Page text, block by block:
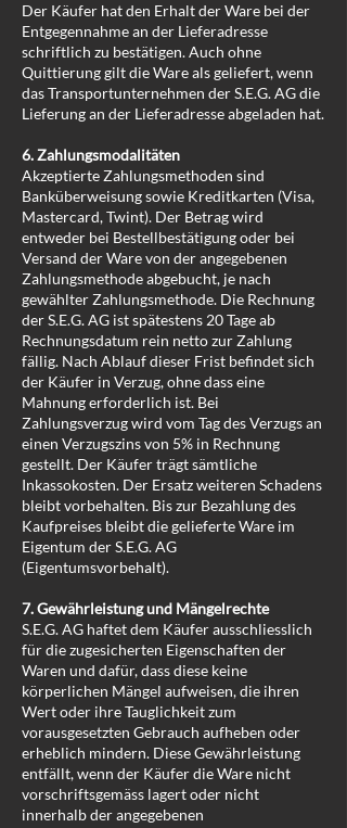
Der Käufer hat den Erhalt der Ware bei der
Entgegennahme an der Lieferadresse
schriftlich zu bestätigen. Auch ohne
Quittierung gilt die Ware als geliefert, wenn
das Transportunternehmen der S.E.G. AG die
Lieferung an der Lieferadresse abgeladen hat.
6. Zahlungsmodalitäten
Akzeptierte Zahlungsmethoden sind
Banküberweisung sowie Kreditkarten (Visa,
Mastercard, Twint). Der Betrag wird
entweder bei Bestellbestätigung oder bei
Versand der Ware von der angegebenen
Zahlungsmethode abgebucht, je nach
gewählter Zahlungsmethode. Die Rechnung
der S.E.G. AG ist spätestens 20 Tage ab
Rechnungsdatum rein netto zur Zahlung
fällig. Nach Ablauf dieser Frist befindet sich
der Käufer in Verzug, ohne dass eine
Mahnung erforderlich ist. Bei
Zahlungsverzug wird vom Tag des Verzugs an
einen Verzugszins von 5% in Rechnung
gestellt. Der Käufer trägt sämtliche
Inkassokosten. Der Ersatz weiteren Schadens
bleibt vorbehalten. Bis zur Bezahlung des
Kaufpreises bleibt die gelieferte Ware im
Eigentum der S.E.G. AG
(Eigentumsvorbehalt).
7. Gewährleistung und Mängelrechte
S.E.G. AG haftet dem Käufer ausschliesslich
für die zugesicherten Eigenschaften der
Waren und dafür, dass diese keine
körperlichen Mängel aufweisen, die ihren
Wert oder ihre Tauglichkeit zum
vorausgesetzten Gebrauch aufheben oder
erheblich mindern. Diese Gewährleistung
entfällt, wenn der Käufer die Ware nicht
vorschriftsgemäss lagert oder nicht
innerhalb der angegebenen